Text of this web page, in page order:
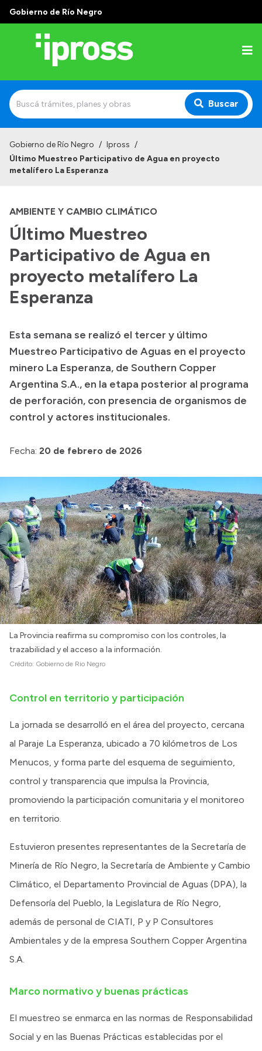
Gobierno de Río Negro
Buscar
Institucional
Autoridades
Delegaciones
Consultorios Propios
Presentación CV
Licitaciones
Consulta de expedientes
Gobierno de Río Negro / Ipross /
Último Muestreo Participativo de Agua en proyecto
metalífero La Esperanza
AMBIENTE Y CAMBIO CLIMÁTICO
Último Muestreo
Participativo de Agua en
proyecto metalífero La
Esperanza
Esta semana se realizó el tercer y último
Muestreo Participativo de Aguas en el proyecto
minero La Esperanza, de Southern Copper
Argentina S.A., en la etapa posterior al programa
de perforación, con presencia de organismos de
control y actores institucionales.
Fecha: 20 de febrero de 2026
La Provincia reafirma su compromiso con los controles, la
trazabilidad y el acceso a la información.
Crédito: Gobierno de Rio Negro
Control en territorio y participación
La jornada se desarrolló en el área del proyecto, cercana
al Paraje La Esperanza, ubicado a 70 kilómetros de Los
Menucos, y forma parte del esquema de seguimiento,
control y transparencia que impulsa la Provincia,
promoviendo la participación comunitaria y el monitoreo
en territorio.
Estuvieron presentes representantes de la Secretaría de
Minería de Río Negro, la Secretaría de Ambiente y Cambio
Climático, el Departamento Provincial de Aguas (DPA), la
Defensoría del Pueblo, la Legislatura de Río Negro,
además de personal de CIATI, P y P Consultores
Ambientales y de la empresa Southern Copper Argentina
S.A.
Marco normativo y buenas prácticas
El muestreo se enmarca en las normas de Responsabilidad
Social y en las Buenas Prácticas establecidas por el